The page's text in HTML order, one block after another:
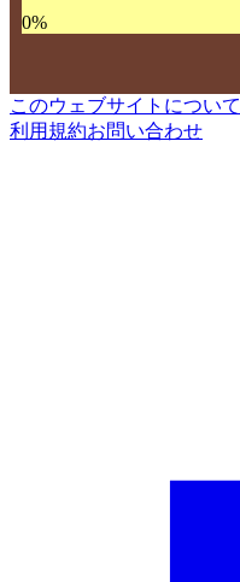
0%
このウェブサイトについて
利用規約お問い合わせ